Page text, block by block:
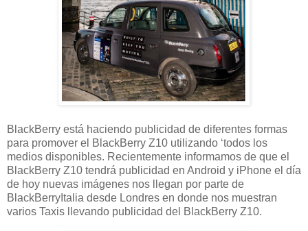
BlackBerry está haciendo publicidad de diferentes formas
para promover el BlackBerry Z10 utilizando ‘todos los
medios disponibles. Recientemente informamos de que el
BlackBerry Z10 tendrá publicidad en Android y iPhone el día
de hoy nuevas imágenes nos llegan por parte de
BlackBerryItalia desde Londres en donde nos muestran
varios Taxis llevando publicidad del BlackBerry Z10.